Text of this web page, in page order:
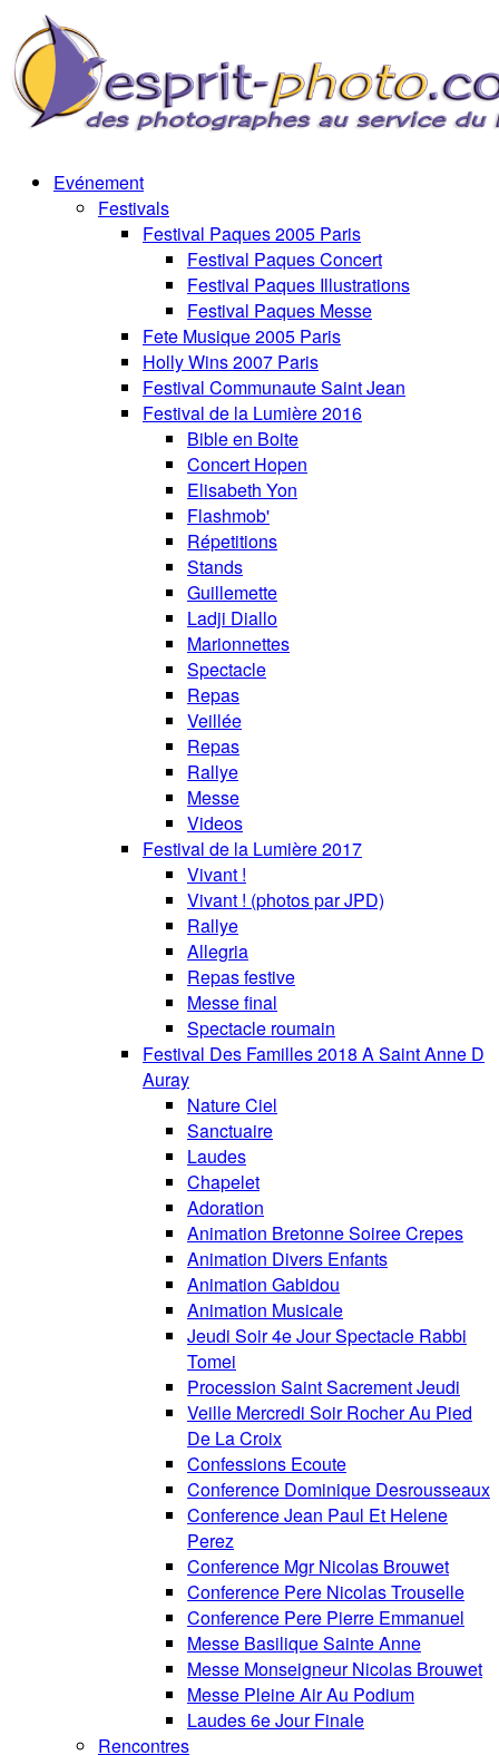
Evénement
Festivals
Festival Paques 2005 Paris
Festival Paques Concert
Festival Paques Illustrations
Festival Paques Messe
Fete Musique 2005 Paris
Holly Wins 2007 Paris
Festival Communaute Saint Jean
Festival de la Lumière 2016
Bible en Boite
Concert Hopen
Elisabeth Yon
Flashmob'
Répetitions
Stands
Guillemette
Ladji Diallo
Marionnettes
Spectacle
Repas
Veillée
Repas
Rallye
Messe
Videos
Festival de la Lumière 2017
Vivant !
Vivant ! (photos par JPD)
Rallye
Allegria
Repas festive
Messe final
Spectacle roumain
Festival Des Familles 2018 A Saint Anne D
Auray
Nature Ciel
Sanctuaire
Laudes
Chapelet
Adoration
Animation Bretonne Soiree Crepes
Animation Divers Enfants
Animation Gabidou
Animation Musicale
Jeudi Soir 4e Jour Spectacle Rabbi
Tomei
Procession Saint Sacrement Jeudi
Veille Mercredi Soir Rocher Au Pied
De La Croix
Confessions Ecoute
Conference Dominique Desrousseaux
Conference Jean Paul Et Helene
Perez
Conference Mgr Nicolas Brouwet
Conference Pere Nicolas Trouselle
Conference Pere Pierre Emmanuel
Messe Basilique Sainte Anne
Messe Monseigneur Nicolas Brouwet
Messe Pleine Air Au Podium
Laudes 6e Jour Finale
Rencontres